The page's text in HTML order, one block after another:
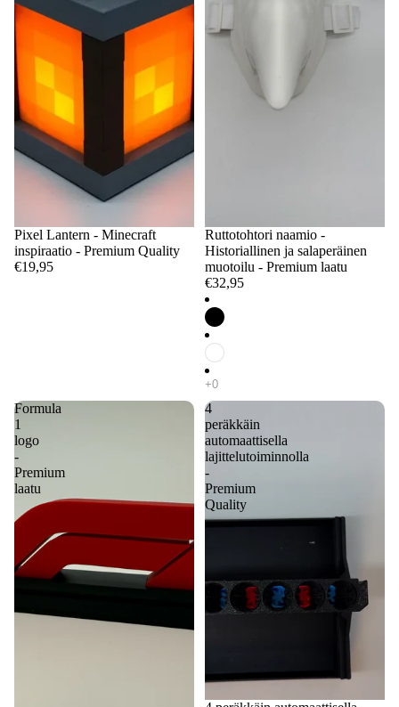
Pixel Lantern - Minecraft
inspiraatio - Premium Quality
€19,95
Ruttotohtori naamio -
Historiallinen ja salaperäinen
muotoilu - Premium laatu
€32,95
Formula
1
logo
-
Premium
laatu
4
peräkkäin
automaattisella
lajittelutoiminnolla
-
Premium
Quality